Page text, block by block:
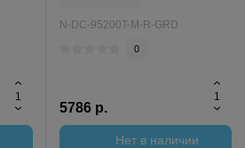
N-DC-95200T-M-R-GRD
0
5786 р.
Нет в наличии